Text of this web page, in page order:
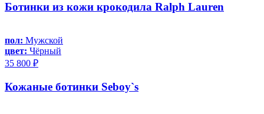
Ботинки из кожи крокодила Ralph Lauren
пол: Мужской
цвет: Чёрный
35 800 ₽
Кожаные ботинки Seboy`s